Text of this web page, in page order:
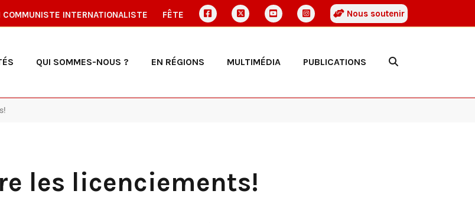
COMMUNISTE INTERNATIONALISTE FÊTE Nous soutenir
QUI SOMMES-NOUS ? EN RÉGIONS MULTIMÉDIA PUBLICATIONS
les licenciements!